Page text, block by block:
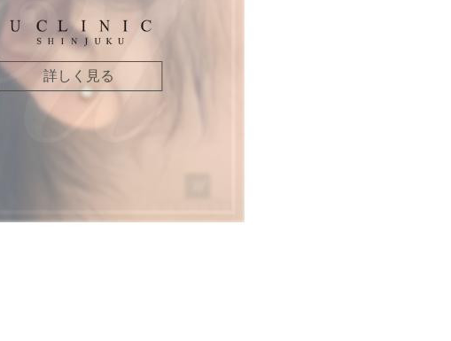
詳しく見る